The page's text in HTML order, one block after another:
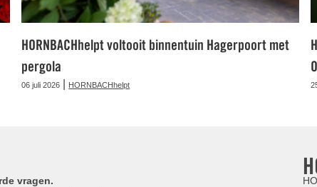
HORNBACHhelpt voltooit binnentuin Hagerpoort met
pergola
06 juli 2026 HORNBACHhelpt
vragen.